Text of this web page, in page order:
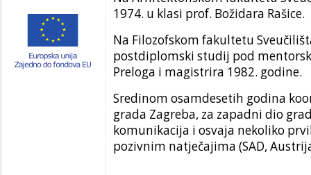
1974. u klasi prof. Božidara Rašice.
Na Filozofskom fakultetu
postdiplomski studij pod
Preloga i magistrira 1982. godine.
Sredinom osamdesetih godina
grada Zagreba, za zapadni dio
komunikacija i osvaja nekoliko
pozivnim natječajima (SAD,